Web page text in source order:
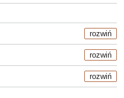
rozwiń
rozwiń
rozwiń